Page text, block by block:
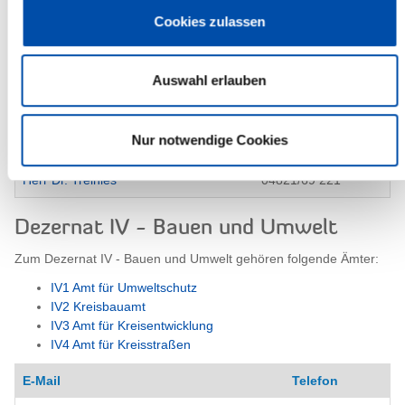
Cookies zulassen
Auswahl erlauben
Nur notwendige Cookies
III2 Gesundheitsamt
III3 Veterinär- und Lebensmittelüberwachungsamt
E-Mail Telefon
04821/69 231 Fax
Herr Dr. Treinies 04821/69 221
Dezernat IV - Bauen und Umwelt
Zum Dezernat IV - Bauen und Umwelt gehören folgende Ämter:
IV1 Amt für Umweltschutz
IV2 Kreisbauamt
IV3 Amt für Kreisentwicklung
IV4 Amt für Kreisstraßen
E-Mail Telefon